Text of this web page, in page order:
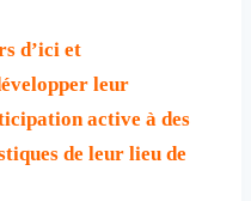
d’ici et
leur
active à des
de leur lieu de